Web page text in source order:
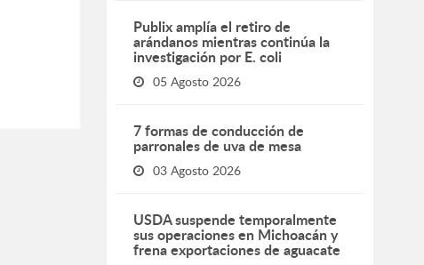
Publix amplía el retiro de
arándanos mientras continúa la
investigación por E. coli
05 Agosto 2026
7 formas de conducción de
parronales de uva de mesa
03 Agosto 2026
USDA suspende temporalmente
sus operaciones en Michoacán y
frena exportaciones de aguacate